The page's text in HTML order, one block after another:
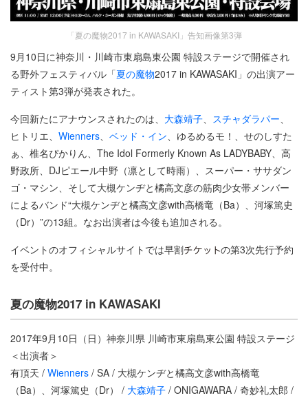
「夏の魔物2017 in KAWASAKI」告知画像第3弾
9月10日に神奈川・川崎市東扇島東公園 特設ステージで開催され
る野外フェスティバル「夏の魔物2017 in KAWASAKI」の出演アー
ティスト第3弾が発表された。
今回新たにアナウンスされたのは、 大森靖子、 スチャダラパー、
ヒトリエ、 Wienners、 ベッド・イン、ゆるめるモ！、せのしすた
ぁ、椎名ぴかりん、The Idol Formerly Known As LADYBABY、高
野政所、DJピエール中野（凛として時雨）、スーパー・ササダン
ゴ・マシン、そして大槻ケンヂと橘高文彦の筋肉少女帯メンバー
によるバンド“大槻ケンヂと橘高文彦with高橋竜（Ba）、河塚篤史
（Dr）”の13組。なお出演者は今後も追加される。
イベントのオフィシャルサイトでは早割
の第3次先行予約
を受付中。
夏の魔物2017 in KAWASAKI
2017年9月10日（日）神奈川県 川崎市東扇島東公園 特設ステージ
＜出演者＞
有頂天 / Wienners / SA / 大槻ケンヂと橘高文彦with高橋竜
（Ba）、河塚篤史（Dr） / 大森靖子 / ONIGAWARA / 奇妙礼太郎 /